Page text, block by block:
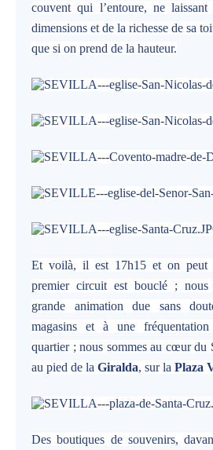
couvent qui l’entoure, ne
dimensions et de la richesse de sa
que si on prend de la hauteur.
Et voilà, il est 17h15 et on peut
premier circuit est bouclé ; nous
grande animation due sans
magasins et à une
quartier ; nous sommes au cœur
au pied de la Giralda, sur la Plaza
Des boutiques de souvenirs,